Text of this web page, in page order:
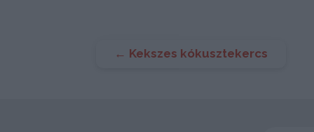
navigáció
← Kekszes kókusztekercs